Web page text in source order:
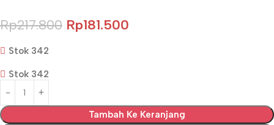
Rp217.800 Rp181.500
Stok 342
Stok 342
Tambah Ke Keranjang